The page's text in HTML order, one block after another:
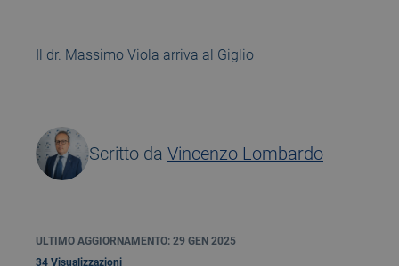
Il dr. Massimo Viola arriva al Giglio
Scritto da Vincenzo Lombardo
ULTIMO AGGIORNAMENTO: 29 GEN 2025
34 Visualizzazioni